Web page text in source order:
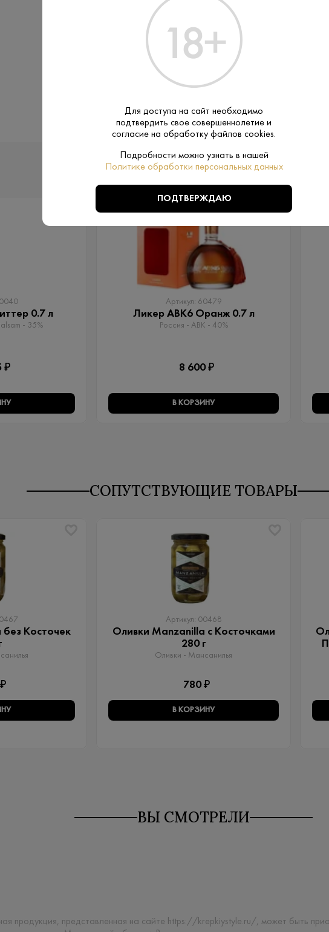
Тип:
ПОХОЖИЕ
0.7 л
- 35%
₽
Артикул: 60479
Ликер АВК6 Оранж 0.7 л
Россия - АВК - 40%
8 600 ₽
В КОРЗИНУ
СОПУТСТВУЮЩИЕ ТОВАРЫ
Косточек
Артикул: 00468
Оливки Manzanilla с Косточками
280 г
Оливки - Мансанилья
780 ₽
В КОРЗИНУ
ВЫ СМОТРЕЛИ
продукция, представленная на сайте https://krepkiystyle.ru/, может быть
Для доступа на сайт необходимо
подтвердить свое совершеннолетие и
согласие на обработку файлов cookies.
Подробности можно узнать в нашей
Политике обработки персональных данных
ПОДТВЕРЖДАЮ